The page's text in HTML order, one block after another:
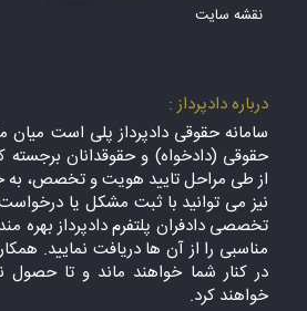
نقشه سایت
درباره دادپرداز :
سامانه حقوقی دادپرداز پلی است
حقوقی (دادخواه) و حقوقدانان
از طی مراحل تایید هویت و تخصص، به
نیز می توانید با ثبت مشکل یا
تخصصی دادفران پلتفرم دادپرداز بهره
مناسبی را از آن ها دریافت نمایید.
در کنار شما خواهند ماند و تا حصول
خواهند کرد.